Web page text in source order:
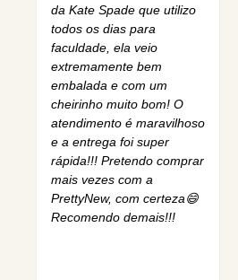
da Kate Spade que utilizo
todos os dias para
faculdade, ela veio
extremamente bem
embalada e com um
cheirinho muito bom! O
atendimento é maravilhoso
e a entrega foi super
rápida!!! Pretendo comprar
mais vezes com a
PrettyNew, com certeza😄
Recomendo demais!!!